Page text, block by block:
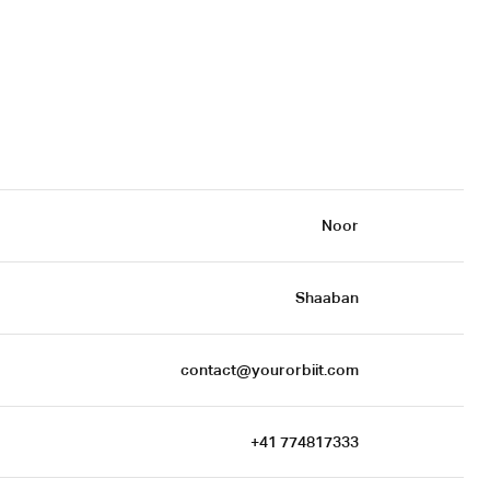
Noor
Shaaban
contact@yourorbiit.com
+41 774817333